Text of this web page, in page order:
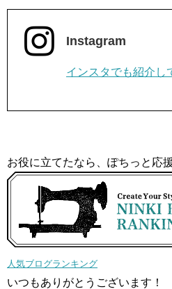
Instagram
インスタでも紹介し
お役に立てたなら、ぽちっと応
人気ブログランキング
いつもありがとうございます！